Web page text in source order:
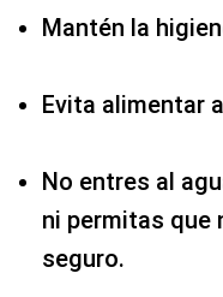
Mantén la
Evita alimentar
No entres al
ni permitas que
seguro.